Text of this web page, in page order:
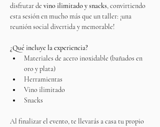
disfrutar de vino ilimitado y snacks, convirtiendo
esta sesión en mucho más que un taller: ¡una
reunión social divertida y memorable!
¿Qué incluye la experiencia?
Materiales de acero inoxidable (bañados en
oro y plata)
Herramientas
Vino ilimitado
Snacks
Al finalizar el evento, te llevarás a casa tu propio